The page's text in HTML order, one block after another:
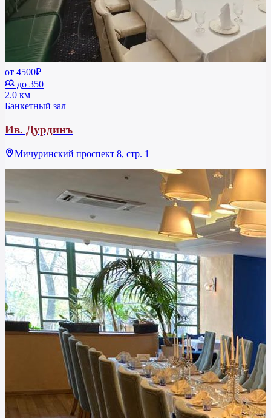
от 4500₽
до 350
2.0 км
Банкетный зал
Ив. Дурдинъ
Мичуринский проспект 8, стр. 1